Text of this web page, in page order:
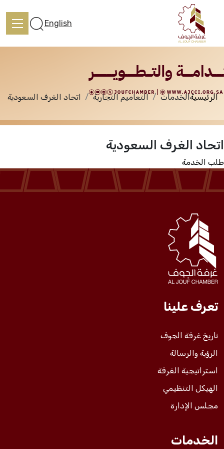
تعرف علينا
الخدمات
المركز الإعلامي
فعاليات الغرفة
فعاليات الجوف
مشاريع الغرفة
English
الخدمات
الرئيسيةالخدمات التعاميم التجارية اتحاد الغرف السعودية
اتحاد الغرف السعودية
طلب الخدمة
تعرف علينا
تاريخ غرفة الجوف
الرؤية والرسالة
استراتيجية الغرفة
الهيكل التنظيمي
مجلس الإدارة
الخدمات